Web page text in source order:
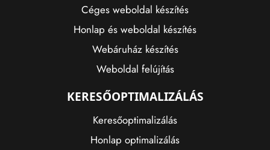
Céges weboldal készítés
Honlap és weboldal készítés
Webáruház készítés
Weboldal felújítás
KERESŐOPTIMALIZÁLÁS
Keresőoptimalizálás
Honlap optimalizálás